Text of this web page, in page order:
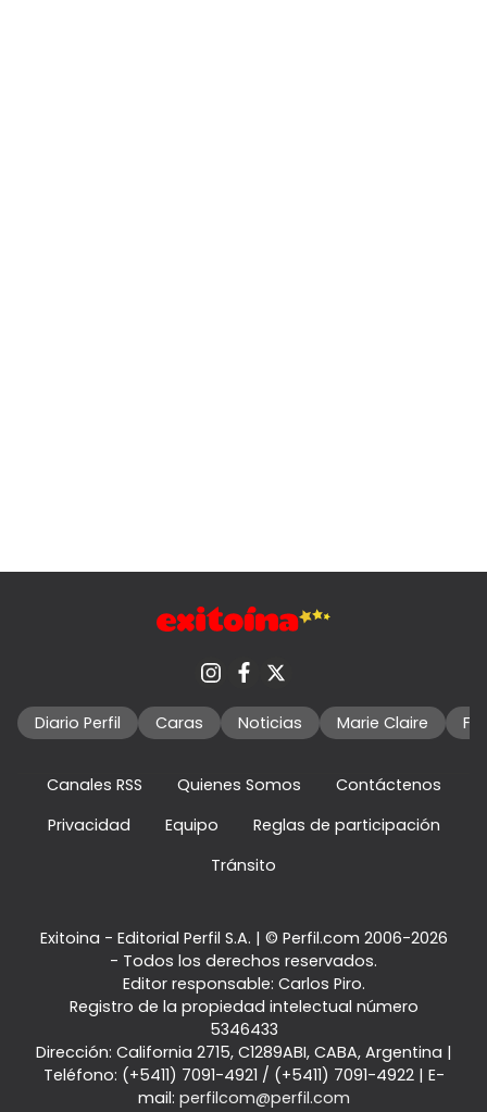
Diario Perfil Caras Noticias Marie Claire
Canales RSS Quienes Somos
Contáctenos
Privacidad
Equipo
Reglas de participación
Tránsito
Exitoina - Editorial Perfil S.A. | © Perfil.com 2006-2026
- Todos los derechos reservados.
Editor responsable: Carlos Piro.
Registro de la propiedad intelectual número
5346433
Dirección: California 2715, C1289ABI, CABA, Argentina |
Teléfono: (+5411) 7091-4921 / (+5411) 7091-4922| E-
mail: perfilcom@perfil.com